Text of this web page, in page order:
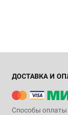
ДОСТАВКА И
Способы оплаты